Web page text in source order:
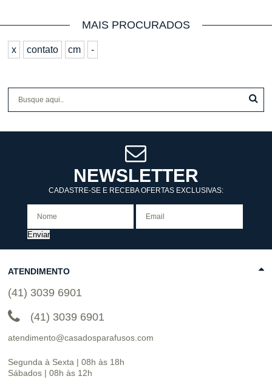
MAIS PROCURADOS
x contato cm -
NEWSLETTER
CADASTRE-SE E RECEBA OFERTAS EXCLUSIVAS:
Enviar
ATENDIMENTO
(41) 3039 6901
(41) 3039 6901
atendimento@casadosparafusos.com
Segunda à Sexta | 08h às 18h
Sábados | 08h às 12h